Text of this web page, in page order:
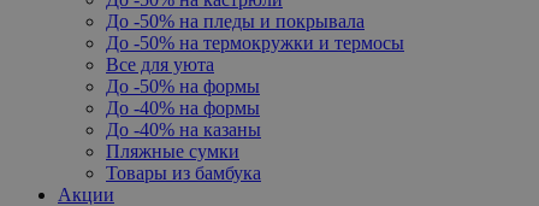
До -50% на пледы и покрывала
До -50% на термокружки и термосы
Все для уюта
До -50% на формы
До -40% на формы
До -40% на казаны
Пляжные сумки
Товары из бамбука
Акции